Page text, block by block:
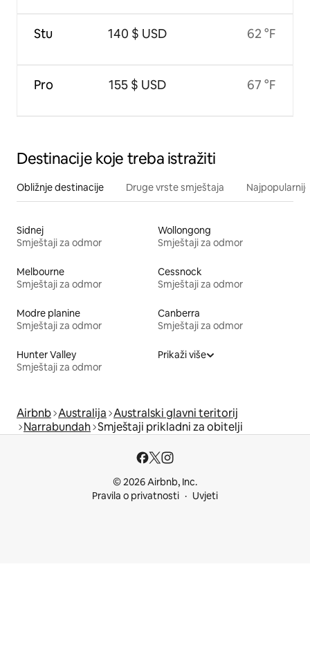
Stu
Pro
140 $ USD
155 $ USD
62 °F
67 °F
Destinacije koje treba istražiti
Obližnje destinacije Druge vrste smještaja
Sidnej
Smještaji za odmor
Wollongong
Smještaji za odmor
Melbourne
Smještaji za odmor
Cessnock
Smještaji za odmor
Modre planine
Smještaji za odmor
Canberra
Smještaji za odmor
Hunter Valley
Smještaji za odmor
Prikaži više
Airbnb Australija Australski glavni teritorij
Narrabundah Smještaji prikladni za obitelji
© 2026 Airbnb, Inc.
Pravila o privatnosti
Uvjeti